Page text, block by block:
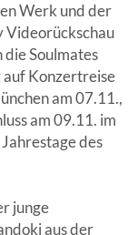
Werk und der
Videorückschau
die Soulmates
auf Konzertreise
am 07.11.,
am 09.11. im
des
junge
aus der